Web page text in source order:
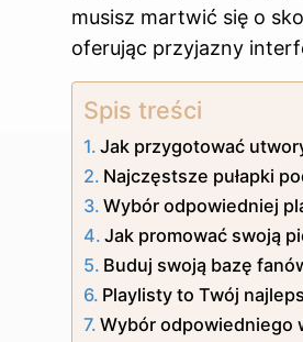
musisz martwić się o
oferując przyjazny
Spis treści
Jak przygotować
Najczęstsze pułapki
Wybór odpowiedniej
Jak promować swoją
Buduj swoją bazę
Playlisty to Twój
Wybór odpowiedniego